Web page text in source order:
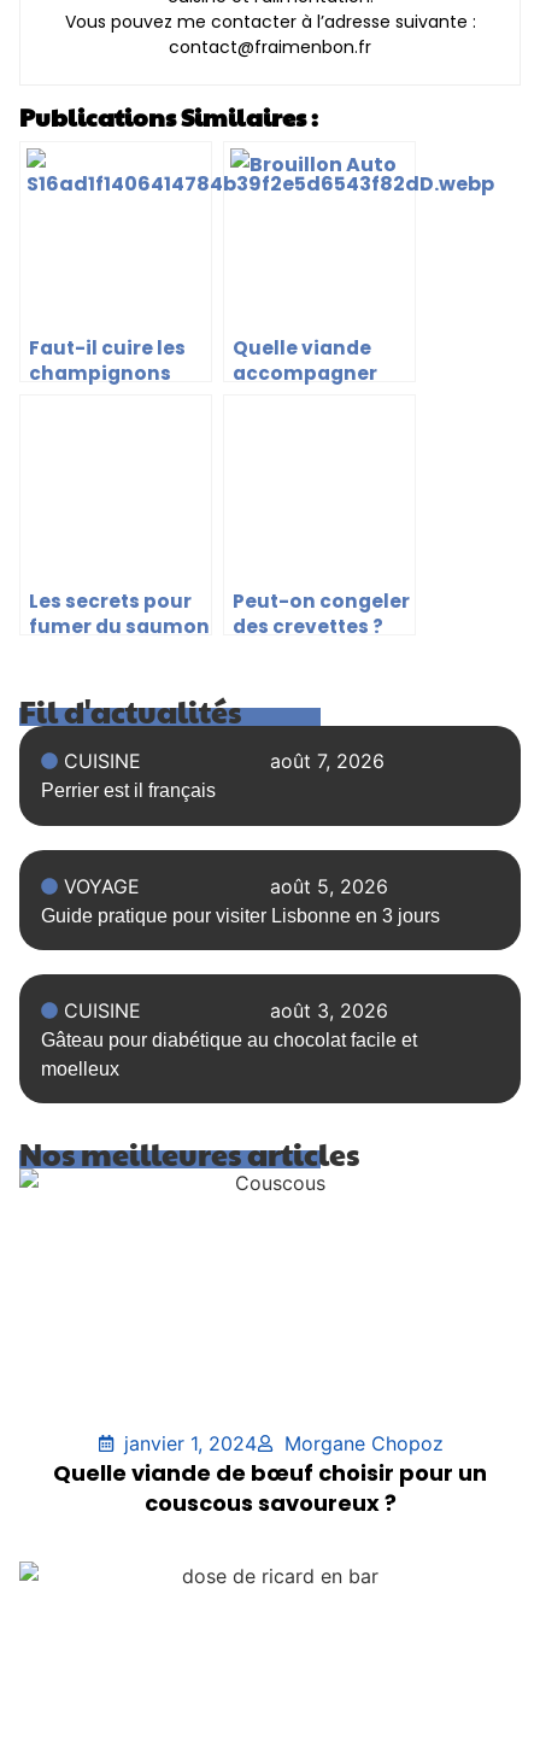
Vous pouvez me contacter à l’adresse suivante :
contact@fraimenbon.fr
Publications Similaires :
Faut-il cuire les
champignons
Quelle viande
accompagner
Les secrets pour
fumer du saumon
Peut-on congeler
des crevettes ?
Fil d'actualités
CUISINE août 7, 2026
Perrier est il français
VOYAGE août 5, 2026
Guide pratique pour visiter Lisbonne en 3 jours
CUISINE août 3, 2026
Gâteau pour diabétique au chocolat facile et
moelleux
Nos meilleures articles
janvier 1, 2024 Morgane Chopoz
Quelle viande de bœuf choisir pour un
couscous savoureux ?